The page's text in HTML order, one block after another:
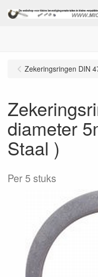
Zekeringsringen DIN
diameter
Staal )
Per 5 stuks